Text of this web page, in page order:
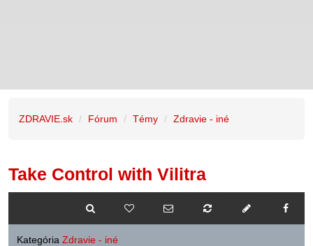
ZDRAVIE.sk Fórum Témy Zdravie - iné
Take Control with Vilitra
Kategória Zdravie - iné